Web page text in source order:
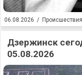
06.08.2026 / Происшествия
Дзержинск
05.08.2026